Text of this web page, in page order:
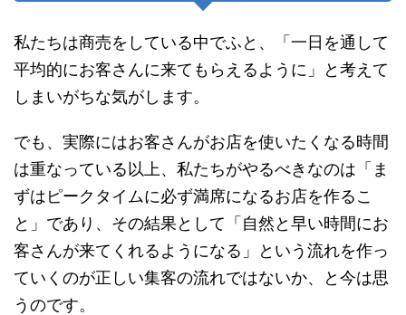
私たちは商売をしている中でふと、「一日を通して
平均的にお客さんに来てもらえるように」と考えて
しまいがちな気がします。
でも、実際にはお客さんがお店を使いたくなる時間
は重なっている以上、私たちがやるべきなのは「ま
ずはピークタイムに必ず満席になるお店を作るこ
と」であり、その結果として「自然と早い時間にお
客さんが来てくれるようになる」という流れを作っ
ていくのが正しい集客の流れではないか、と今は思
うのです。